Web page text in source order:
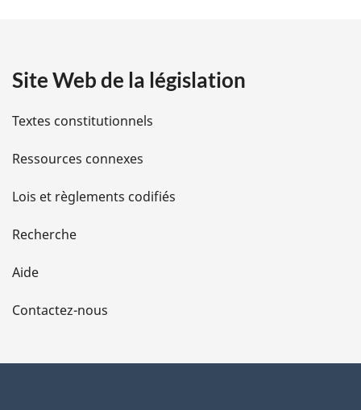
i
l
s
d
e
l
a
Site Web de la législation
Textes constitutionnels
Ressources connexes
Lois et règlements codifiés
Recherche
Aide
Contactez-nous